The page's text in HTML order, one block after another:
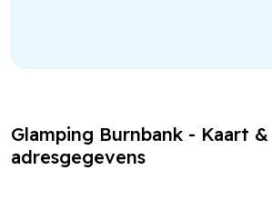
Glamping Burnbank - Kaart &
adresgegevens